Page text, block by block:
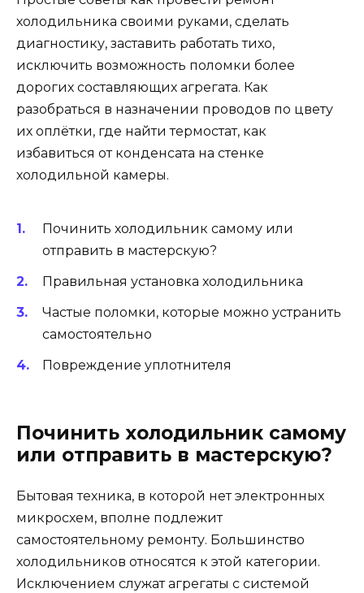
холодильника своими руками, сделать
диагностику, заставить работать тихо,
исключить возможность поломки более
дорогих составляющих агрегата. Как
разобраться в назначении проводов по цвету
их оплётки, где найти термостат, как
избавиться от конденсата на стенке
холодильной камеры.
Починить холодильник самому или
отправить в мастерскую?
Правильная установка холодильника
Частые поломки, которые можно устранить
самостоятельно
Повреждение уплотнителя
Починить холодильник самому
или отправить в мастерскую?
Бытовая техника, в которой нет электронных
микросхем, вполне подлежит
самостоятельному ремонту. Большинство
холодильников относятся к этой категории.
Исключением служат агрегаты с системой